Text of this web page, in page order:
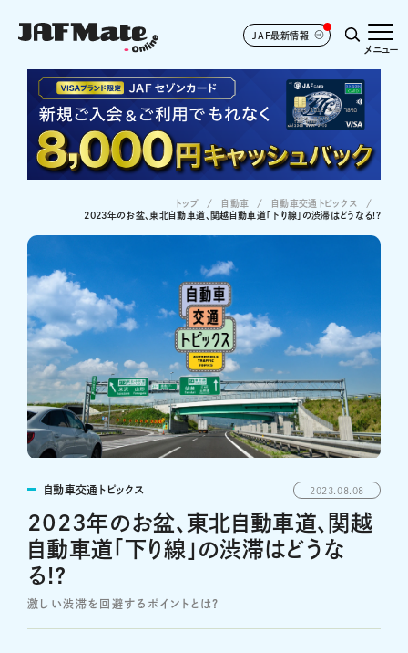
JAF最新情報
メニュー
トップ 自動車
自動車交通トピックス
2023年のお盆、東北自動車道、関越自動車道「下り線」の渋滞はどうなる!?
自動車交通トピックス 2023.08.08
2023年のお盆、東北自動車道、関越
自動車道「下り線」の渋滞はどうな
る!?
激しい渋滞を回避するポイントとは?